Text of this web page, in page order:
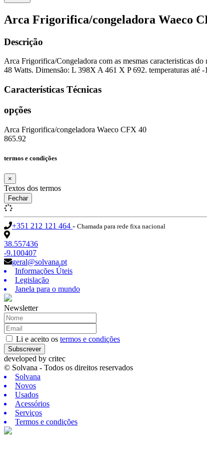
Arca Frigorifica/congeladora Waeco
Descrição
Arca Frigorifica/Congeladora com as mesmas caracteristicas
48 Watts. Dimensão: L 398X A 461 X P 692. temperaturas até -
Características Técnicas
opções
Arca Frigorifica/congeladora Waeco CFX 40
865.92
termos e condições
×
Textos dos termos
Fechar
+351 212 121 464 - Chamada para rede fixa nacional
38.557436
-9.100407
geral@solvana.pt
Informações Úteis
Legislação
Janela para o mundo
Newsletter
Li e aceito os termos e condições
Subscrever
developed by critec
© Solvana - Todos os direitos reservados
Solvana
Novos
Usados
Acessórios
Serviços
Termos e condições